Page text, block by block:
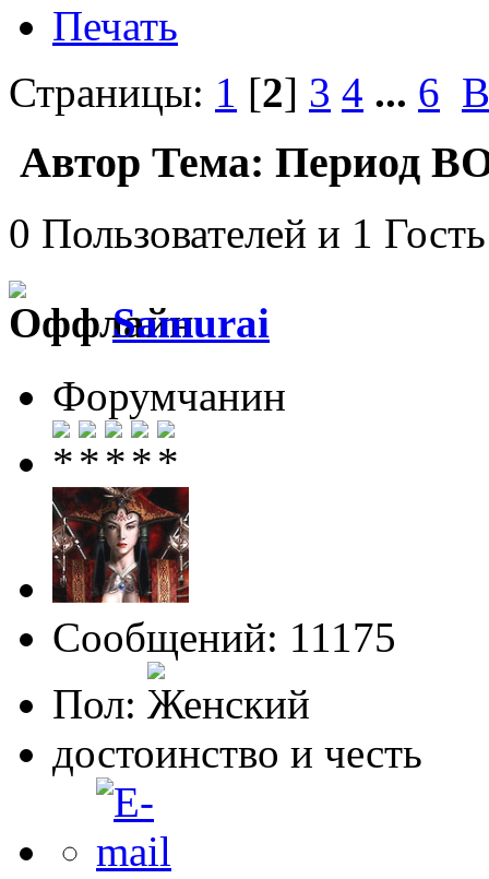
Печать
Страницы: 1 [2] 3 4 ... 6
Автор Тема: Период
0 Пользователей и 1
Samurai
Форумчанин
Сообщений: 11175
Пол:
достоинство и честь